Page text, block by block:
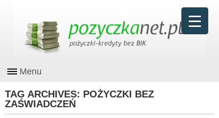
Menu
TAG ARCHIVES: POŻYCZKI BEZ
ZAŚWIADCZEŃ